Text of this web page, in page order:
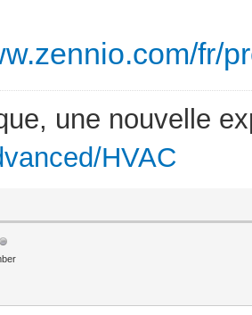
fr/
une nouvelle
HVAC